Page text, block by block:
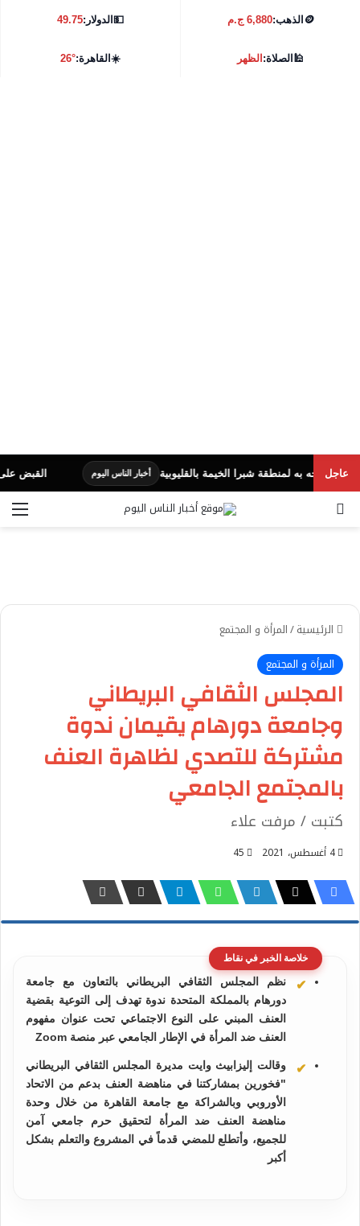
🪙 الذهب:6,880 ج.م 💵الدولار:49.75
🕌الصلاة:الظهر ☀️القاهرة:26°
عاجل
لمنطقة شبرا الخيمة بالقليوبية أخبار الناس اليوم القبض على قاتل
الرئيسية/المرأة و المجتمع
المرأة و المجتمع
المجلس الثقافي البريطاني
وجامعة دورهام يقيمان ندوة
مشتركة للتصدي لظاهرة العنف
بالمجتمع الجامعي
كتبت / مرفت علاء
4 أغسطس، 2021 45
خلاصة الخبر في نقاط
نظم المجلس الثقافي البريطاني بالتعاون مع جامعة
دورهام بالمملكة المتحدة ندوة تهدف إلى التوعية بقضية
العنف المبني على النوع الاجتماعي تحت عنوان مفهوم
العنف ضد المرأة في الإطار الجامعي عبر منصة Zoom
وقالت إليزابيث وايت مديرة المجلس الثقافي البريطاني
"فخورين بمشاركتنا في مناهضة العنف بدعم من الاتحاد
الأوروبي وبالشراكة مع جامعة القاهرة من خلال وحدة
مناهضة العنف ضد المرأة لتحقيق حرم جامعي آمن
للجميع، وأتطلع للمضي قدماً في المشروع والتعلم بشكل
أكبر